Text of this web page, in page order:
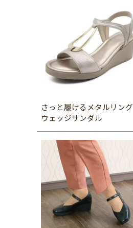
さっと履けるメタルリング
ウェッジサンダル